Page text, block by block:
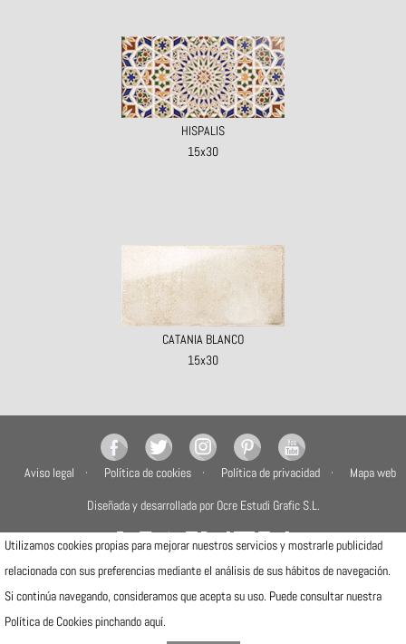
HISPALIS
15x30
CATANIA BLANCO
15x30
Aviso legal Política de cookies Política de privacidad
Mapa web
Diseñada y desarrollada por Ocre Estudi Grafic S.L.
Camí de la Travessa, 17
12540 Vila-real (Castellón)
Telfs: (+34) 964506300 · (+34) 964506301
Utilizamos cookies propias para mejorar nuestros servicios y mostrarle publicidad
relacionada con sus preferencias mediante el análisis de sus hábitos de navegación.
Si continúa navegando, consideramos que acepta su uso. Puede consultar nuestra
Política de Cookies pinchando aquí.